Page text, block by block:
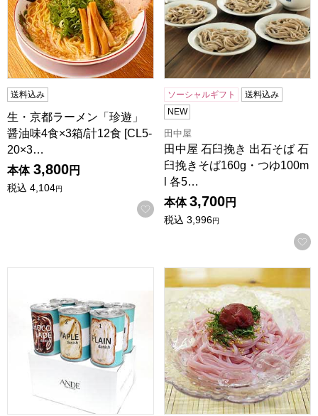
送料込み
生・京都ラーメン「珍遊」
醤油味4食×3箱/計12食 [CL5-
20×3…
本体 3,800円
税込 4,104円
お気に入りに登録する
ソーシャルギフト
送料込み
NEW
田中屋
田中屋 石臼挽き 出石そば 石
臼挽きそば160g・つゆ100m
l 各5…
本体 3,700円
税込 3,996円
京都生まれ デニッシュ食パン専門店 ANDE 缶デニッシュ6
【ふみこ農園】梅うどん 10